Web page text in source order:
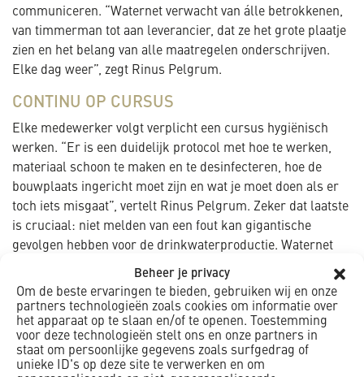
Beheer je privacy
Om de beste ervaringen te bieden, gebruiken wij en onze
partners technologieën zoals cookies om informatie over
het apparaat op te slaan en/of te openen. Toestemming
voor deze technologieën stelt ons en onze partners in
staat om persoonlijke gegevens zoals surfgedrag of
unieke ID's op deze site te verwerken en om
communiceren. “Waternet verwacht van álle betrokkenen,
van timmerman tot aan leverancier, dat ze het grote plaatje
zien en het belang van alle maatregelen onderschrijven.
Elke dag weer”, zegt Rinus Pelgrum.
CONTINU OP CURSUS
Elke medewerker volgt verplicht een cursus hygiënisch
werken. “Er is een duidelijk protocol met hoe te werken,
materiaal schoon te maken en te desinfecteren, hoe de
bouwplaats ingericht moet zijn en wat je moet doen als er
toch iets misgaat”, vertelt Rinus Pelgrum. Zeker dat laatste
is cruciaal: niet melden van een fout kan gigantische
gevolgen hebben voor de drinkwaterproductie. Waternet
heeft een fulltime hygiënetoezichthouder aangesteld, en
ook namens K_Dekker controleert een verantwoordelijke
periodiek of de hygiënemaatregelen goed worden
nageleefd en waar het mogelijk beter kan. “Het is een
continu leerproces, een kwestie van voortdurend de vinger
aan de pols houden. En daarin werken Waternet en